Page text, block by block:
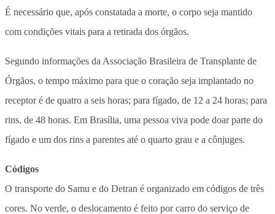
É necessário que, após constatada a morte, o corpo seja mantido
com condições vitais para a retirada dos órgãos.
Segundo informações da Associação Brasileira de Transplante de
Órgãos, o tempo máximo para que o coração seja implantado no
receptor é de quatro a seis horas; para fígado, de 12 a 24 horas; para
rins, de 48 horas. Em Brasília, uma pessoa viva pode doar parte do
fígado e um dos rins a parentes até o quarto grau e a cônjuges.
Códigos
O transporte do Samu e do Detran é organizado em códigos de três
cores. No verde, o deslocamento é feito por carro do serviço de